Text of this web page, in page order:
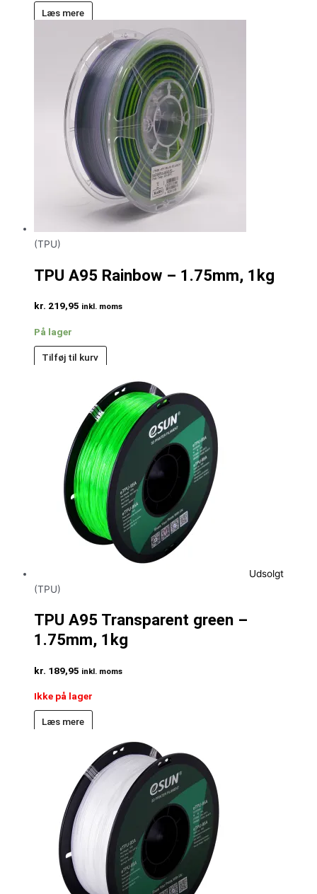
Læs mere
(TPU)
TPU A95 Rainbow – 1.75mm, 1kg
kr. 219,95 inkl. moms
På lager
Tilføj til kurv
Udsolgt
(TPU)
TPU A95 Transparent green –
1.75mm, 1kg
kr. 189,95 inkl. moms
Ikke på lager
Læs mere